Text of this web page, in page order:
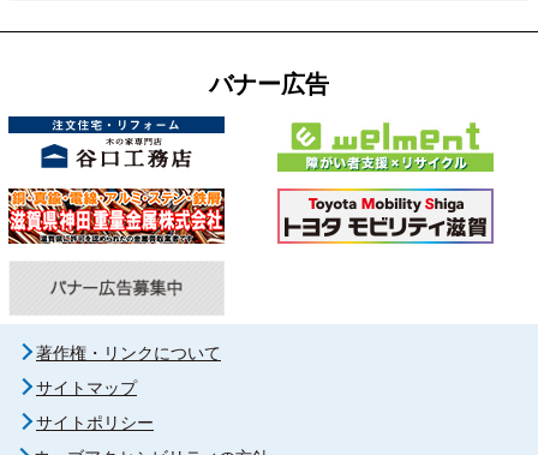
バナー広告
著作権・リンクについて
サイトマップ
サイトポリシー